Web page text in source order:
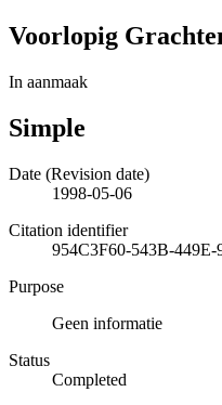
Voorlopig
In aanmaak
Simple
Date (Revision date)
1998-05-06
Citation identifier
954C3F60-543B-
Purpose
Geen informatie
Status
Completed